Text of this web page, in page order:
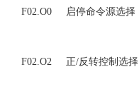
F02.O0 启停命令源选择
F02.O2 正/反转控制选择